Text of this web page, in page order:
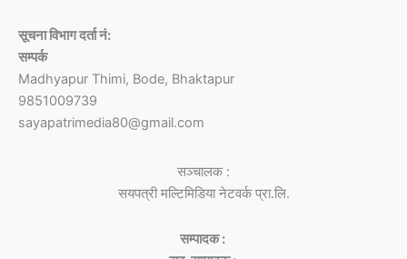
सूचना विभाग दर्ता नं:
सम्पर्क
Madhyapur Thimi, Bode, Bhaktapur
9851009739
sayapatrimedia80@gmail.com
सञ्चालक :
सयपत्री मल्टिमिडिया नेटवर्क प्रा.लि.
सम्पादक :